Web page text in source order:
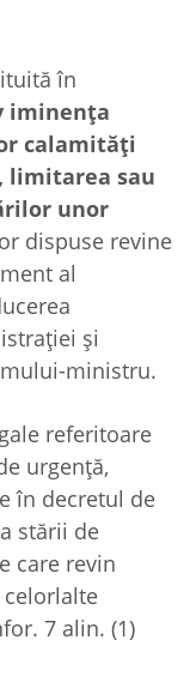
în
iminenţa
calamităţi
limitarea sau
unor
dispuse revine
al
şi
ministru.
referitoare
urgenţă,
în decretul de
stării de
care revin
7 alin. (1)